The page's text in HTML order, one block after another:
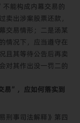
能构成内幕交易的
出涉案股票还款，
交易情形；二是汤某
情况下，应当遵守在
且其等待公告后再卖
对其作出没一罚二的
易”，应如何落实到
刑事司法解释》第四